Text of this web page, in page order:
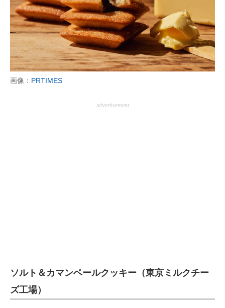
AI活用のいまが分かる
企業ITのトレンドを詳説
経営リーダーのコミュニティ
マーケ×ITの今がよく分かる
建設×テクノロジーの最前線
ちょっと気になるネットの話題
画像： PRTIMES
advertisement
ソルト＆カマンベールクッキー（東京ミルクチー
ズ工場）